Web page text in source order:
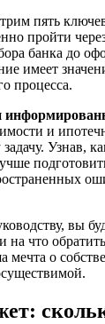
пять
пройти
банка до
имеет
процесса.
и
Узнав,
вы
на что
мечта о